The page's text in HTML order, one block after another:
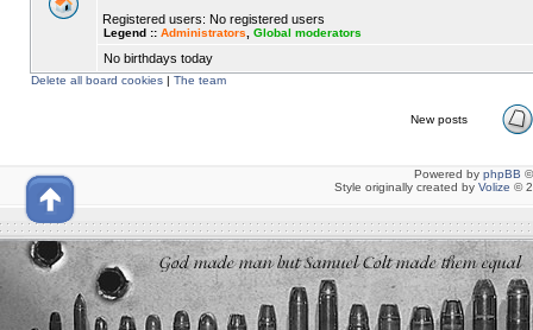
Registered users: No registered users
Legend :: Administrators Global moderators
No birthdays today
Delete all board cookies | The team
New posts
Powered by phpBB
Style originally created by Volize ©